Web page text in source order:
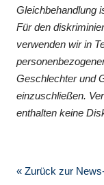
Gleichbehandlung
Für den
verwenden wir in
Geschlechter und
einzuschließen.
enthalten keine
« Zurück zur